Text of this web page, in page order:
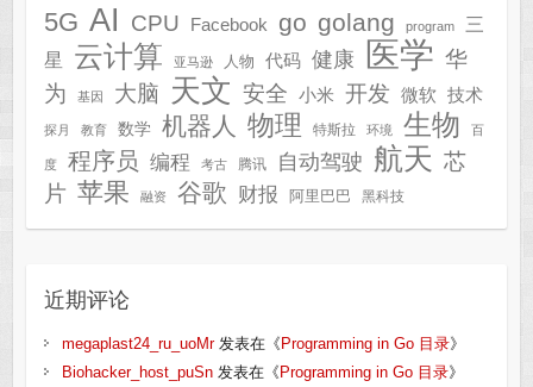
5G AI CPU Facebook go golang program
三
星
云计算 亚马逊 人物 代码 健康 医学 华
为
基因 大脑 天文 安全 小米 开发 微软 技术
探月 教育 数学 机器人 物理 特斯拉 环境 生物 百
度 程序员 编程 考古 腾讯 自动驾驶 航天 芯
片 苹果 融资 谷歌 财报 阿里巴巴 黑科技
近期评论
megaplast24_ru_uoMr发表在《 Programming in Go 目录》
Biohacker_host_puSn发表在《 Programming in Go 目录》